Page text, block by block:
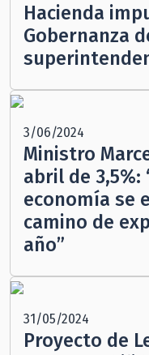
Hacienda
Gobernanza
3/06/2024
Ministro
abril de
economía se
camino de
año”
31/05/2024
Proyecto de